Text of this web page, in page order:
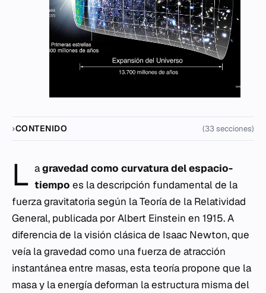
CONTENIDO (33 secciones)
L agravedad como curvatura del espacio-
tiempo es la descripción fundamental de la
fuerza gravitatoria según la Teoría de la Relatividad
General, publicada por Albert Einstein en 1915. A
diferencia de la visión clásica de Isaac Newton, que
veía la gravedad como una fuerza de atracción
instantánea entre masas, esta teoría propone que la
masa y la energía deforman la estructura misma del